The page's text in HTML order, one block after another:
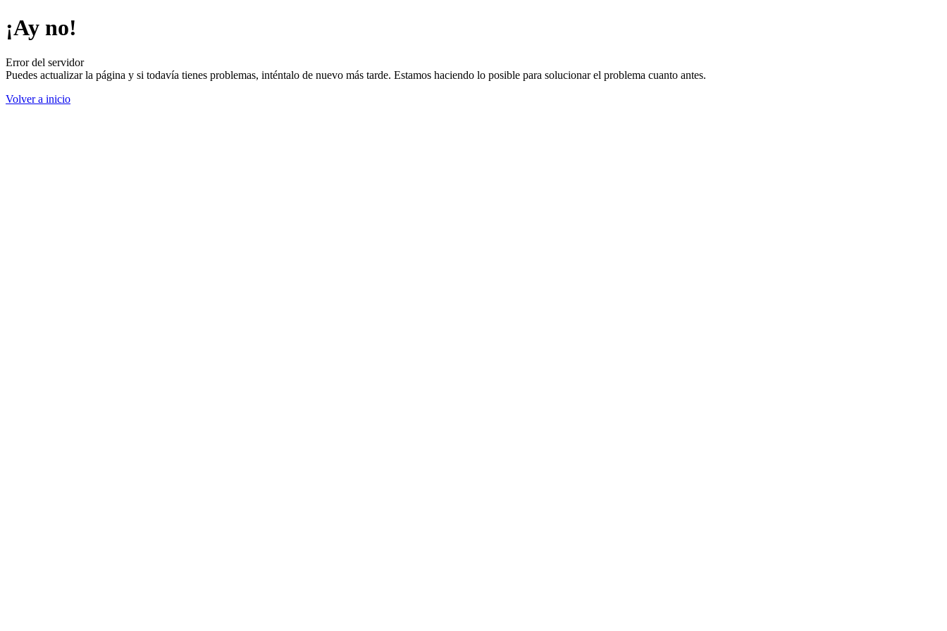
¡Ay no!
Error del servidor
Puedes actualizar la página y si todavía tienes problemas, inténtalo de nuevo más tarde. Estamos haciendo lo posible para solucionar el problema cuanto antes.
Volver a inicio